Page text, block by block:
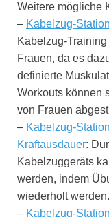
Weitere mögliche
– Kabelzug-
Kabelzug-
Frauen, da es
definierte
Workouts können
von Frauen
– Kabelzug-
Kraftausdauer:
Kabelzuggeräts
werden, indem
wiederholt werden.
– Kabelzug-